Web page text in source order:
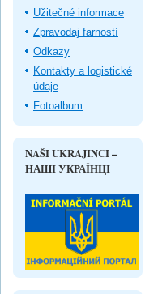
Užitečné informace
Zpravodaj farností
Odkazy
Kontakty a logistické
údaje
Fotoalbum
NAŠI UKRAJINCI –
НАШІ УКРАЇНЦІ